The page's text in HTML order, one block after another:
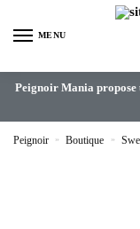
MENU
Peignoir Mania
Peignoir » Boutique »